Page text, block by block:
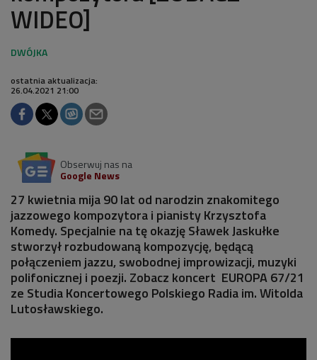
WIDEO]
ostatnia aktualizacja:
26.04.2021 21:00
Obserwuj nas na
Google News
27 kwietnia mija 90 lat od narodzin znakomitego
jazzowego kompozytora i pianisty Krzysztofa
Komedy. Specjalnie na tę okazję Sławek Jaskułke
stworzył rozbudowaną kompozycję, będącą
połączeniem jazzu, swobodnej improwizacji, muzyki
polifonicznej i poezji. Zobacz koncert EUROPA 67/21
ze Studia Koncertowego Polskiego Radia im. Witolda
Lutosławskiego.